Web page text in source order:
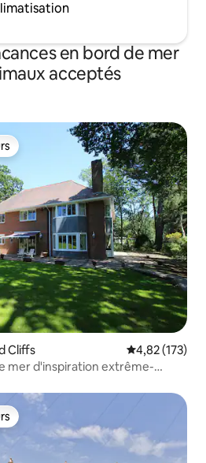
en bord de mer
acceptés
Cliffs Évaluation
4,82 (173)
mer d'inspiration extrême-